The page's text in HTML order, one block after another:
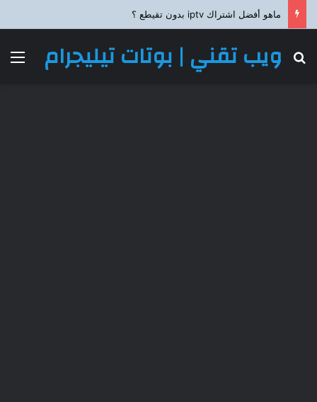
ماهو أفضل اشتراك iptv بدون تقيطع ؟
ويب تقني | بوتات تيليجرام
بحث عن